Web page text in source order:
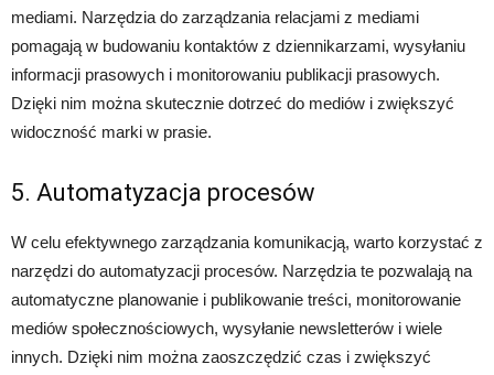
mediami. Narzędzia do zarządzania relacjami z mediami
pomagają w budowaniu kontaktów z dziennikarzami, wysyłaniu
informacji prasowych i monitorowaniu publikacji prasowych.
Dzięki nim można skutecznie dotrzeć do mediów i zwiększyć
widoczność marki w prasie.
5. Automatyzacja procesów
W celu efektywnego zarządzania komunikacją, warto korzystać z
narzędzi do automatyzacji procesów. Narzędzia te pozwalają na
automatyczne planowanie i publikowanie treści, monitorowanie
mediów społecznościowych, wysyłanie newsletterów i wiele
innych. Dzięki nim można zaoszczędzić czas i zwiększyć